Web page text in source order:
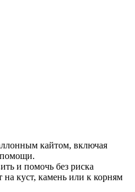
кайтом, включая
помощи.
и помочь без риска
куст, камень или к корням